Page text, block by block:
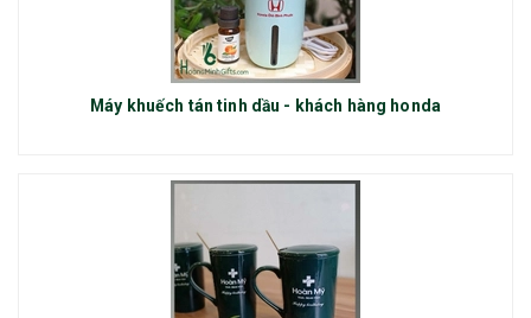
Máy khuếch tán tinh dầu - khách hàng honda